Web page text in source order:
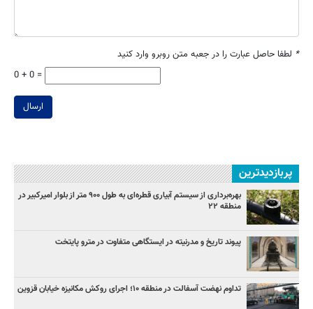
* لطفا حاصل عبارت را در جعبه متن روبرو وارد کنید
0 + 0 =
ارسال
پربازدیدترین
بهره‌برداری از سیستم آبیاری قطره‌ای به طول ۹۰۰ متر از بلوار امیرکبیر در
منطقه ۲۲
پیوند تاریخ و مدرنیته در ایستگاهی متفاوت در مترو پایتخت
تداوم نهضت آسفالت در منطقه ۱۰؛ اجرای روکش مکانیزه خیابان قزوین